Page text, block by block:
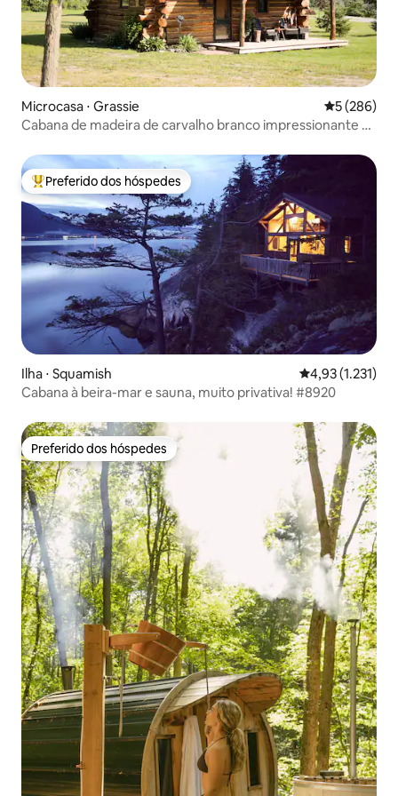
Microcasa ⋅ Grassie 5 de uma
5 (286)
Cabana de madeira de carvalho branco impressionante e
Entre os melhores preferidos dos hóspedes
Preferido dos hóspedes
Ilha ⋅ Squamish 4,93 de uma
4,93 (1.231)
Cabana à beira-mar e sauna, muito privativa! #8920
Preferido dos hóspedes
Preferido dos hóspedes